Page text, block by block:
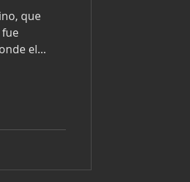
que
fue
el
estado